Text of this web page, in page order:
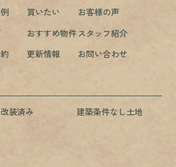
買いたい
お客様の声
おすすめ物件スタッフ紹介
更新情報 お問い合わせ
改装済み
建築条件なし土地